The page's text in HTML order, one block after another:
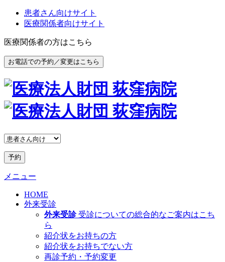
患者さん向けサイト
医療関係者向けサイト
医療関係者の方はこちら
お電話での予約／変更はこちら
予約
メニュー
HOME
外来受診
外来受診 受診についての総合的なご案内はこち
ら
紹介状をお持ちの方
紹介状をお持ちでない方
再診予約・予約変更